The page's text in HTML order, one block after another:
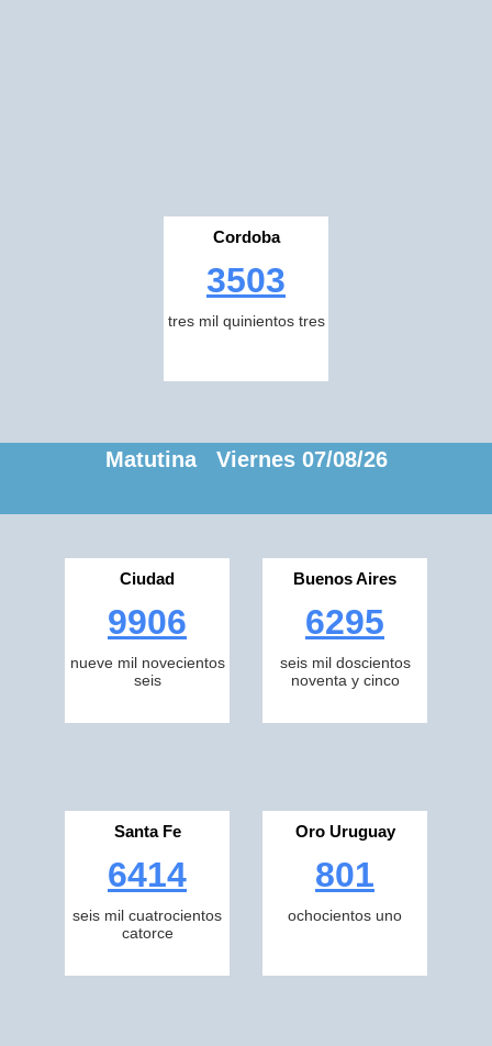
Cordoba
3503
tres mil quinientos tres
Matutina Viernes 07/08/26
Ciudad
9906
nueve mil novecientos
seis
Buenos Aires
6295
seis mil doscientos
noventa y cinco
Santa Fe
6414
seis mil cuatrocientos
catorce
Oro Uruguay
801
ochocientos uno